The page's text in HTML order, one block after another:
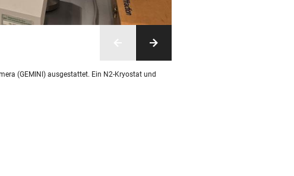
(GEMINI) ausgestattet. Ein N2-Kryostat und